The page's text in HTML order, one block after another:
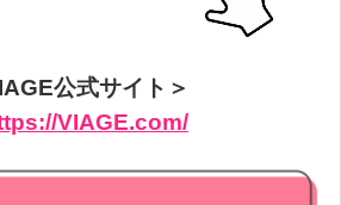
公式サイト＞
VIAGE.com/